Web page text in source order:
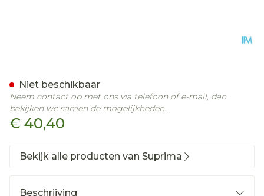
€ 40,40
Niet beschikbaar
Neem contact op met ons via telefoon of e-mail, dan
bekijken we samen de mogelijkheden.
Bekijk alle producten van Suprima
Beschrijving